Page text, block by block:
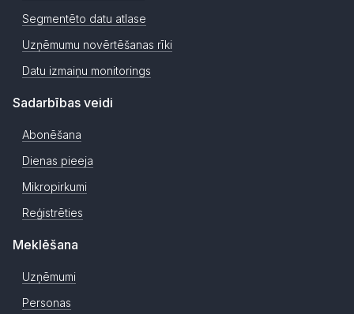
Segmentēto datu atlase
Uzņēmumu novērtēšanas rīki
Datu izmaiņu monitorings
Sadarbības veidi
Abonēšana
Dienas pieeja
Mikropirkumi
Reģistrēties
Meklēšana
Uzņēmumi
Personas